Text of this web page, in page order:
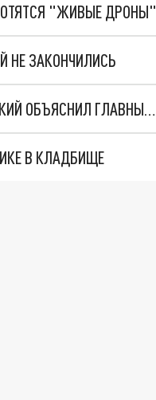
"ЖИВЫЕ ДРОНЫ"
НЕ ЗАКОНЧИЛИСЬ
"МЫ ВАС ЗАСТАВИМ": ЖУТКИЕ ДЕТАЛИ ОХОТЫ НА ГЕНЕРАЛА. ЗЕЛЕНСКИЙ ОБЪЯСНИЛ ГЛАВНЫЙ СМЫСЛ ТЕРАКТА В ЦЕНТРЕ МОСКВЫ
В КЛАДБИЩЕ